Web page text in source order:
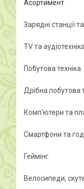
Асортимент
Зарядні станції
TV та аудіотехніка
Побутова техніка
Дрібна побутова
Комп'ютери та
Смартфони та
Геймінг
Велосипеди,